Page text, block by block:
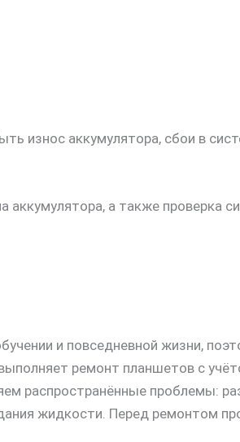
износ аккумулятора, сбои в
аккумулятора, а также
и повседневной жизни,
ремонт планшетов с
распространённые проблемы:
жидкости. Перед ремонтом